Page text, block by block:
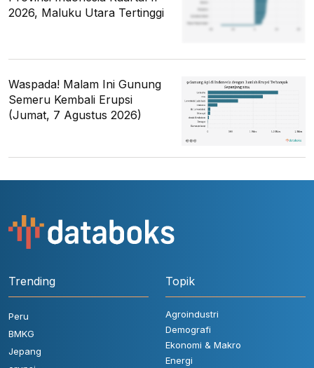
2026, Maluku Utara Tertinggi
Waspada! Malam Ini Gunung
Semeru Kembali Erupsi
(Jumat, 7 Agustus 2026)
Trending
Peru
BMKG
Jepang
Topik
Agroindustri
Demografi
Ekonomi & Makro
Energi